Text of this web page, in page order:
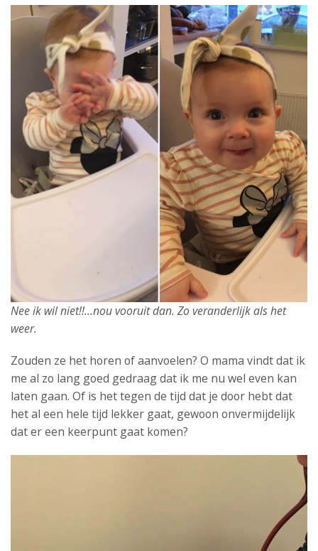
Nee ik wil niet!!…nou vooruit dan. Zo veranderlijk als het
weer.
Zouden ze het horen of aanvoelen? O mama vindt dat ik
me al zo lang goed gedraag dat ik me nu wel even kan
laten gaan. Of is het tegen de tijd dat je door hebt dat
het al een hele tijd lekker gaat, gewoon onvermijdelijk
dat er een keerpunt gaat komen?